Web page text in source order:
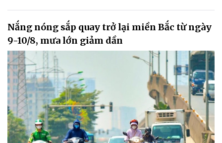
Nắng nóng sắp quay trở lại miền Bắc từ ngày
9-10/8, mưa lớn giảm dần